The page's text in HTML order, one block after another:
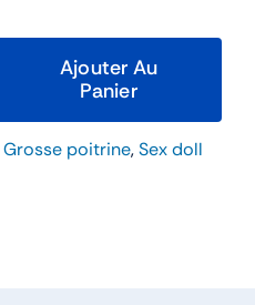
Ajouter Au
Panier
Grosse poitrine,Sex doll